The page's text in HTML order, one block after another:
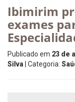
Ibimirim
exames
Publicado em 23 de
Silva | Categoria: